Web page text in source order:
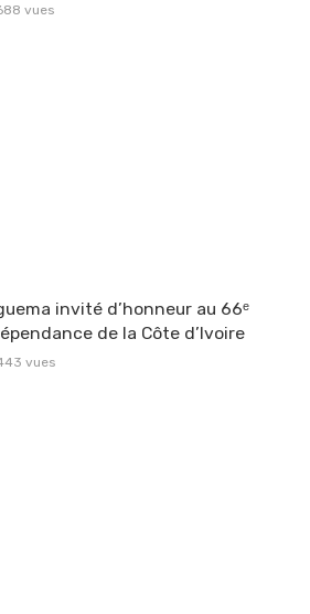
vues
invité d’honneur au 66ᵉ
de la Côte d’Ivoire
vues